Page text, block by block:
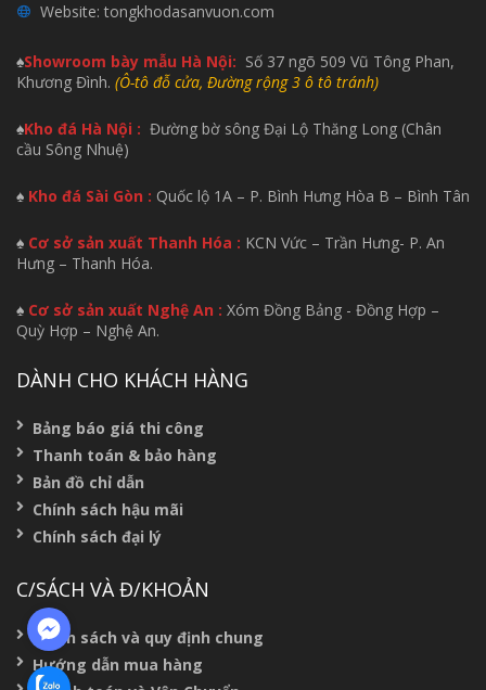
Website: tongkhodasanvuon.com
♠Showroom bày mẫu Hà Nội: Số 37 ngõ 509 Vũ Tông Phan,
Khương Đình. (Ô-tô đỗ cửa, Đường rộng 3 ô tô tránh)
♠Kho đá Hà Nội : Đường bờ sông Đại Lộ Thăng Long (Chân
cầu Sông Nhuệ)
♠ Kho đá Sài Gòn : Quốc lộ 1A – P. Bình Hưng Hòa B – Bình Tân
♠ Cơ sở sản xuất Thanh Hóa : KCN Vức – Trần Hưng- P. An
Hưng – Thanh Hóa.
♠ Cơ sở sản xuất Nghệ An : Xóm Đồng Bảng - Đồng Hợp –
Quỳ Hợp – Nghệ An.
DÀNH CHO KHÁCH HÀNG
Bảng báo giá thi công
Thanh toán & bảo hàng
Bản đồ chỉ dẫn
Chính sách hậu mãi
Chính sách đại lý
C/SÁCH VÀ Đ/KHOẢN
Chính sách và quy định chung
Hướng dẫn mua hàng